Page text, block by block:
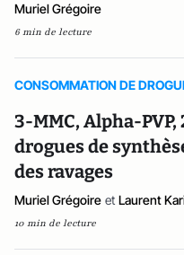
Muriel Grégoire
6 min de lecture
CONSOMMATION DE
3-MMC, Alpha-PVP,
drogues de
des ravages
Muriel Grégoire et Laurent
10 min de lecture